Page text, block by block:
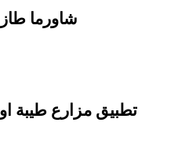
شاورما
تطبيق مزارع طيبة